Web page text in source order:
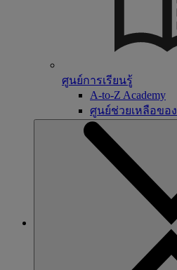
ศูนย์การเรียนรู้
A-to-Z Academy
ศูนย์ช่วยเหลือของ